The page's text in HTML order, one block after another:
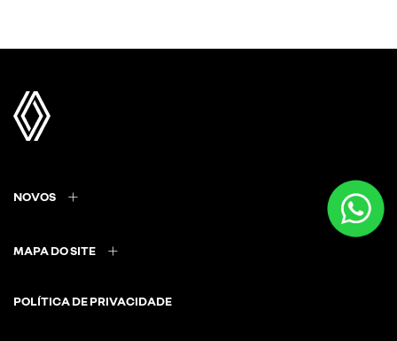
NOVOS
MAPA DO SITE
POLÍTICA DE PRIVACIDADE